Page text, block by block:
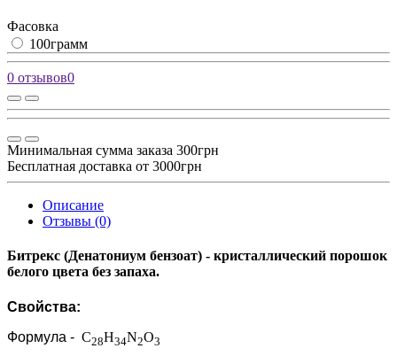
Фасовка
100грамм
0 отзывов0
Минимальная сумма заказа 300грн
Бесплатная доставка от 3000грн
Описание
Отзывы (0)
Битрекс (Денатониум бензоат) - кристаллический порошок
белого цвета без запаха.
Свойства:
Формула - С28H34N2O3